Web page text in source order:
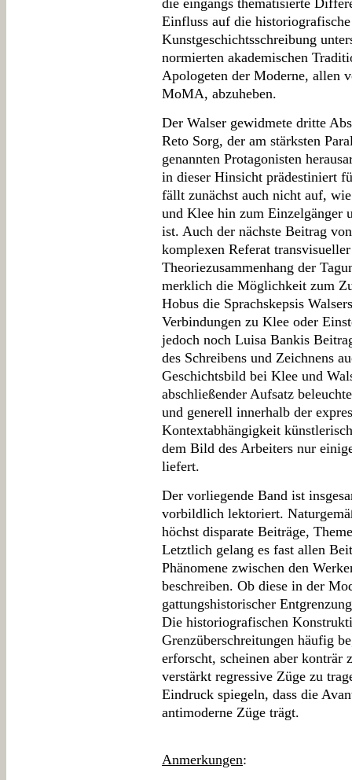
die eingangs thematisierte
Einfluss auf die
Kunstgeschichtsschreibung
normierten akademischen
Apologeten der Moderne, allen
MoMA, abzuheben.
Der Walser gewidmete dritte
Reto Sorg, der am stärksten
genannten Protagonisten
in dieser Hinsicht prädestiniert
fällt zunächst auch nicht auf,
und Klee hin zum Einzelgänger
ist. Auch der nächste Beitrag
komplexen Referat
Theoriezusammenhang der
merklich die Möglichkeit zum
Hobus die Sprachskepsis
Verbindungen zu Klee oder
jedoch noch Luisa Bankis
des Schreibens und Zeichnens
Geschichtsbild bei Klee und
abschließender Aufsatz
und generell innerhalb der
Kontextabhängigkeit
dem Bild des Arbeiters nur
liefert.
Der vorliegende Band ist
vorbildlich lektoriert.
höchst disparate Beiträge,
Letztlich gelang es fast allen
Phänomene zwischen den
beschreiben. Ob diese in der
gattungshistorischer
Die historiografischen
Grenzüberschreitungen häufig
erforscht, scheinen aber konträr
verstärkt regressive Züge zu
Eindruck spiegeln, dass die
antimoderne Züge trägt.
Anmerkungen: